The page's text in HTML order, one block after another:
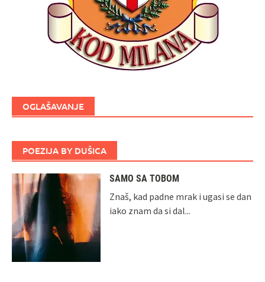
OGLAŠAVANJE
POEZIJA BY DUŠICA
SAMO SA TOBOM
Znaš, kad padne mrak i ugasi se dan
iako znam da si dal...